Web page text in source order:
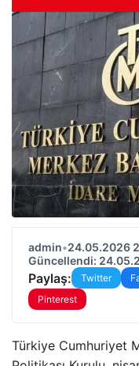
admin•24.05.2026
Güncellendi:
Paylaş: Twitter
Pinterest
Türkiye Cumhuriyet